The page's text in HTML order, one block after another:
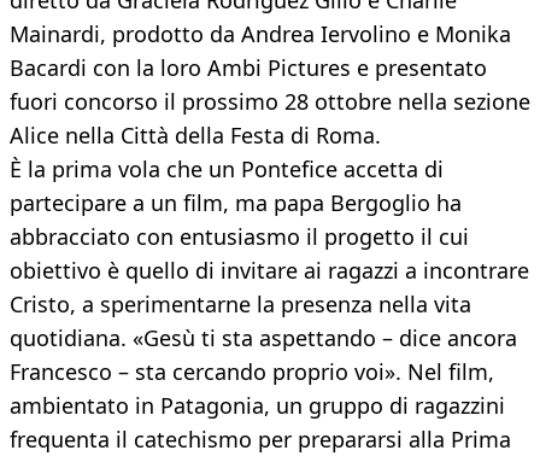
Mainardi, prodotto da Andrea Iervolino e Monika
Bacardi con la loro Ambi Pictures e presentato
fuori concorso il prossimo 28 ottobre nella sezione
Alice nella Città della Festa di Roma.
È la prima vola che un Pontefice accetta di
partecipare a un film, ma papa Bergoglio ha
abbracciato con entusiasmo il progetto il cui
obiettivo è quello di invitare ai ragazzi a incontrare
Cristo, a sperimentarne la presenza nella vita
quotidiana. «Gesù ti sta aspettando – dice ancora
Francesco – sta cercando proprio voi». Nel film,
ambientato in Patagonia, un gruppo di ragazzini
frequenta il catechismo per prepararsi alla Prima